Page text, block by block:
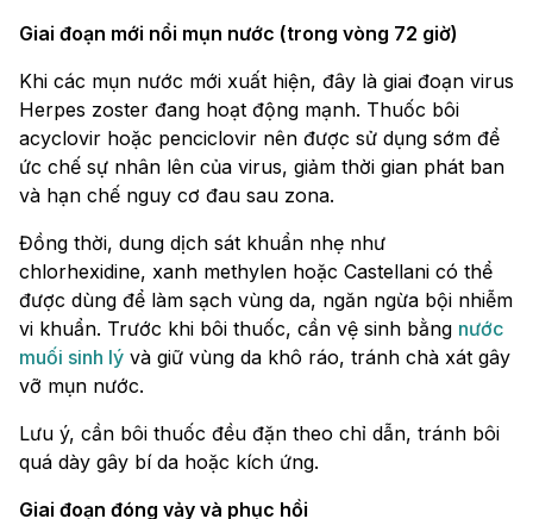
Giai đoạn mới nổi mụn nước (trong vòng 72 giờ)
Khi các mụn nước mới xuất hiện, đây là giai đoạn virus
Herpes zoster đang hoạt động mạnh. Thuốc bôi
acyclovir hoặc penciclovir nên được sử dụng sớm để
ức chế sự nhân lên của virus, giảm thời gian phát ban
và hạn chế nguy cơ đau sau zona.
Đồng thời, dung dịch sát khuẩn nhẹ như
chlorhexidine, xanh methylen hoặc Castellani có thể
được dùng để làm sạch vùng da, ngăn ngừa bội nhiễm
vi khuẩn. Trước khi bôi thuốc, cần vệ sinh bằng nước
muối sinh lý và giữ vùng da khô ráo, tránh chà xát gây
vỡ mụn nước.
Lưu ý, cần bôi thuốc đều đặn theo chỉ dẫn, tránh bôi
quá dày gây bí da hoặc kích ứng.
Giai đoạn đóng vảy và phục hồi